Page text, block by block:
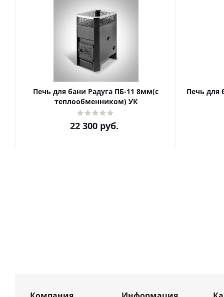
Печь для бани Радуга ПБ-11 8мм(с
теплообменником) УК
22 300руб.
Печь для